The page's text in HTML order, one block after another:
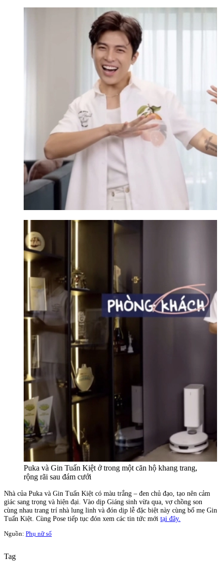
Puka và Gin Tuấn Kiệt ở trong một căn hộ khang trang,
rộng rãi sau đám cưới
Nhà của Puka và Gin Tuấn Kiệt có màu trắng – đen chủ đạo, tạo nên cảm
giác sang trọng và hiện đại. Vào dịp Giáng sinh vừa qua, vợ chồng son
cùng nhau trang trí nhà lung linh và đón dịp lễ đặc biệt này cùng bố mẹ Gin
Tuấn Kiệt. Cùng Pose tiếp tục đón xem các tin tức mới tại đây.
Nguồn: Phụ nữ số
Tag